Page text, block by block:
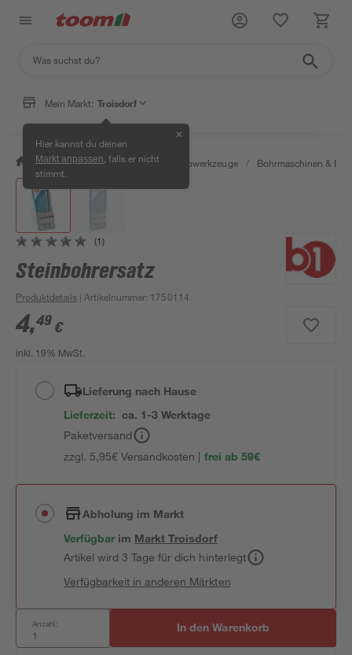
Mein Markt: Troisdorf
Hier kannst du deinen
Markt anpassen , falls er nicht
stimmt.
✕
/ Werkstatt & Maschinen / Elektrowerkzeuge / Bohrmaschinen &
(1)
Steinbohrersatz
Produktdetails | Artikelnummer: 1750114
4,49 €
inkl. 19% MwSt.
Lieferung nach Hause
Lieferzeit: ca. 1-3 Werktage
Paketversand
zzgl. 5,95€ Versandkosten | frei ab 59€
Abholung im Markt
Verfügbar im MarktTroisdorf
Artikel wird 3 Tage für dich hinterlegt
Verfügbarkeit in anderen Märkten
Anzahl: In den Warenkorb